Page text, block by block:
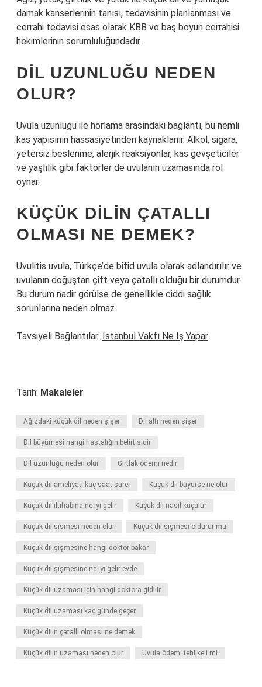
damak kanserlerinin tanısı, tedavisinin planlanması ve
cerrahi tedavisi esas olarak KBB ve baş boyun cerrahisi
hekimlerinin sorumluluğundadır.
DIL UZUNLUĞU NEDEN
OLUR?
Uvula uzunluğu ile horlama arasındaki bağlantı, bu nemli
kas yapısının hassasiyetinden kaynaklanır. Alkol, sigara,
yetersiz beslenme, alerjik reaksiyonlar, kas gevşeticiler
ve yaşlılık gibi faktörler de uvulanın uzamasında rol
oynar.
KÜÇÜK DILIN ÇATALLI
OLMASI NE DEMEK?
Uvulitis uvula, Türkçe’de bifid uvula olarak adlandırılır ve
uvulanın doğuştan çift veya çatallı olduğu bir durumdur.
Bu durum nadir görülse de genellikle ciddi sağlık
sorunlarına neden olmaz.
Tavsiyeli Bağlantılar: Istanbul Vakfı Ne Iş Yapar
Tarih: Makaleler
Ağızdaki küçük dil neden şişer Dil altı neden şişer
Dil büyümesi hangi hastalığın belirtisidir
Dil uzunluğu neden olur Gırtlak ödemi nedir
Küçük dil ameliyatı kaç saat sürer Küçük dil büyürse ne olur
Küçük dil iltihabına ne iyi gelir Küçük dil nasıl küçülür
Küçük dil sismesi neden olur Küçük dil şişmesi öldürür mü
Küçük dil şişmesine hangi doktor bakar
Küçük dil şişmesine ne iyi gelir evde
Küçük dil uzaması için hangi doktora gidilir
Küçük dil uzaması kaç günde geçer
Küçük dilin çatallı olması ne demek
Küçük dilin uzaması neden olur Uvula ödemi tehlikeli mi